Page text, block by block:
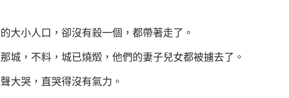
記
耳記下
紀下
哥林多前書
加拉太書 以弗所書
腓立比書
大小人口，卻沒有殺一個，都帶著走了。
城，不料，城已燒燬，他們的妻子兒女都被擄去了。
大哭，直哭得沒有氣力。